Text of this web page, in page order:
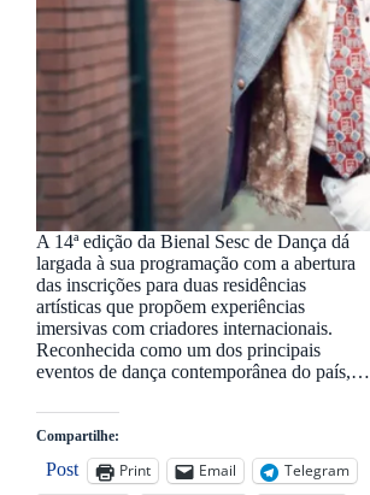
A 14ª edição da Bienal Sesc de Dança dá
largada à sua programação com a abertura
das inscrições para duas residências
artísticas que propõem experiências
imersivas com criadores internacionais.
Reconhecida como um dos principais
eventos de dança contemporânea do país,…
Compartilhe:
Post Print Email
Telegram